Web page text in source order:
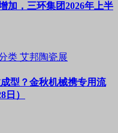
加，三环集团2026年上半
类 艾邦陶瓷展
型？金秋机械携专用流
）